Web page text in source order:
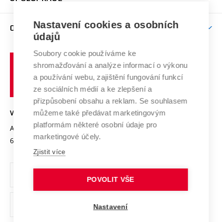
Brno
E-přihláška
Závěrečné práce
Doktorské studium
Studium bez bariér
Podpora podnikání
Mezinárodní vědecká rada
Systém zajišťování kvality výzkumu
Výzkumné infrastruktury
Transfer znalostí
Open Science
Projekty
Projekty ze strukturálních fondů
Specifický výzkum
Zahraniční spolupráce
Spolupráce se školami
Služby univerzity
Mezinárodní dohody
Univerzitní sítě
O UNIVERZITĚ
Profil univerzity
Udržitelná univerzita
Podnikavá univerzita / ContriBUTe
Bezpečná univerzita
Vyznamenání
Organizační struktura
Ochrana osobních údajů
odkaz)
učení
technické
VYSOKÉ UČENÍ TECHNICKÉ V BRNĚ
Antonínská 548/1
602 00 Brno
www.vut.cz
vut@vutbr.cz
Nastavení cookies a osobních
údajů
Soubory cookie používáme ke
shromažďování a analýze informací o výkonu
a používání webu, zajištění fungování funkcí
ze sociálních médií a ke zlepšení a
přizpůsobení obsahu a reklam. Se souhlasem
můžeme také předávat marketingovým
platformám některé osobní údaje pro
marketingové účely.
Zjistit více
POVOLIT VŠE
Nastavení